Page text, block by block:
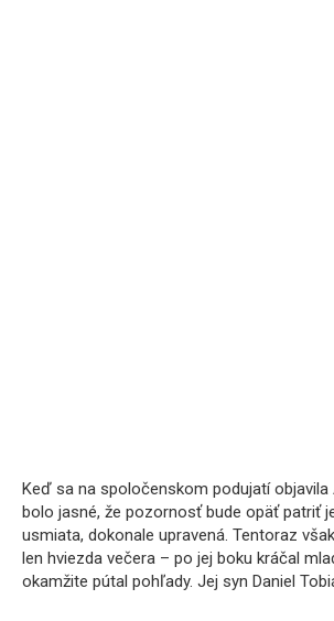
Keď sa na spoločenskom podujatí objavila
bolo jasné, že pozornosť bude opäť patriť
usmiata, dokonale upravená. Tentoraz
len hviezda večera – po jej boku kráčal
okamžite pútal pohľady. Jej syn Daniel